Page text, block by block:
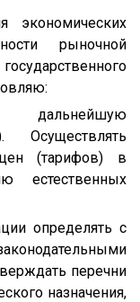
экономических
рыночной
дальнейшую
Осуществлять
цен (тарифов) в
естественных
определять с
перечни
назначения,